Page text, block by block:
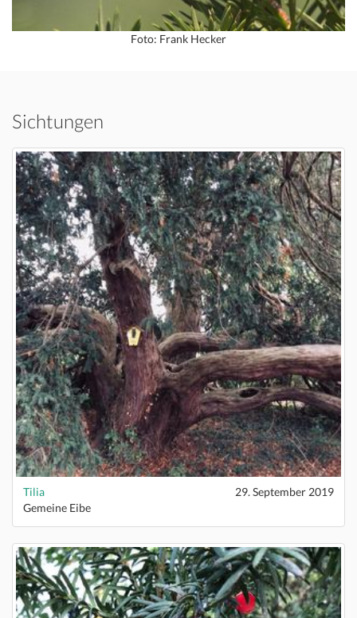
Foto: Frank Hecker
Sichtungen
Tilia
29. September 2019
Gemeine Eibe